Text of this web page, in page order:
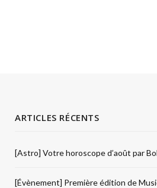
ARTICLES RÉCENTS
[Astro] Votre horoscope d’août par
[Évènement] Première édition de